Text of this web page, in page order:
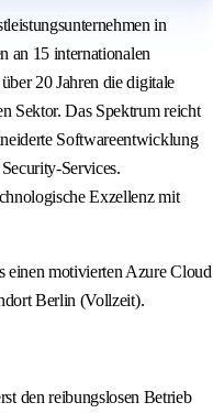
in
an 15 internationalen
20 Jahren die digitale
Sektor. Das Spektrum reicht
Softwareentwicklung
Services.
Exzellenz mit
einen motivierten Azure Cloud
Berlin (Vollzeit).
den reibungslosen Betrieb